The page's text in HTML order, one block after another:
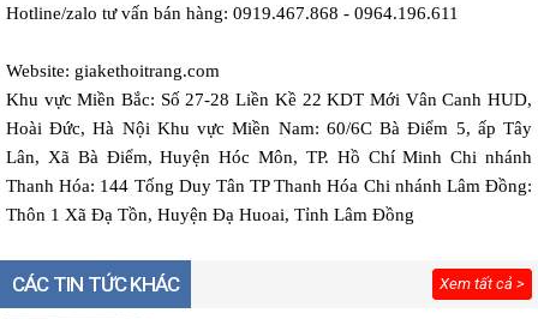
Hotline/zalo tư vấn bán hàng: 0919.467.868 - 0964.196.611
Website: giakethoitrang.com
Khu vực Miền Bắc: Số 27-28 Liền Kề 22 KDT Mới Vân Canh HUD,
Hoài Đức, Hà Nội Khu vực Miền Nam: 60/6C Bà Điểm 5, ấp Tây
Lân, Xã Bà Điểm, Huyện Hóc Môn, TP. Hồ Chí Minh Chi nhánh
Thanh Hóa: 144 Tống Duy Tân TP Thanh Hóa Chi nhánh Lâm Đồng:
Thôn 1 Xã Đạ Tồn, Huyện Đạ Huoai, Tỉnh Lâm Đồng
Xem tất cả >
CÁC TIN TỨC KHÁC